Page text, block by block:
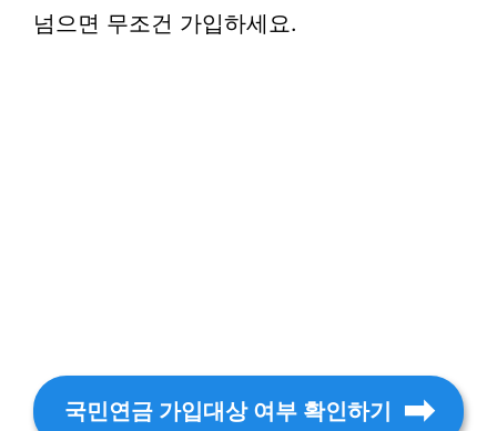
넘으면 무조건 가입하세요.
국민연금 가입대상 여부 확인하기